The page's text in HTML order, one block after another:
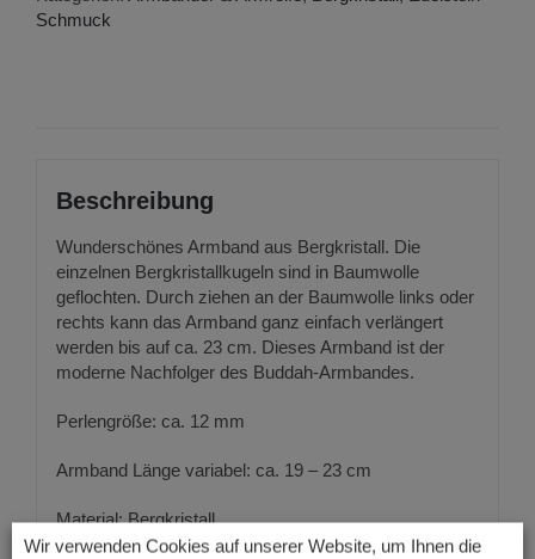
Armband
Schmuck
Beschreibung
Wunderschönes Armband aus Bergkristall. Die
einzelnen Bergkristallkugeln sind in Baumwolle
geflochten. Durch ziehen an der Baumwolle links oder
rechts kann das Armband ganz einfach verlängert
werden bis auf ca. 23 cm. Dieses Armband ist der
moderne Nachfolger des Buddah-Armbandes.
Perlengröße: ca. 12 mm
Armband Länge variabel: ca. 19 – 23 cm
Material: Bergkristall
Wir verwenden Cookies auf unserer Website, um Ihnen die